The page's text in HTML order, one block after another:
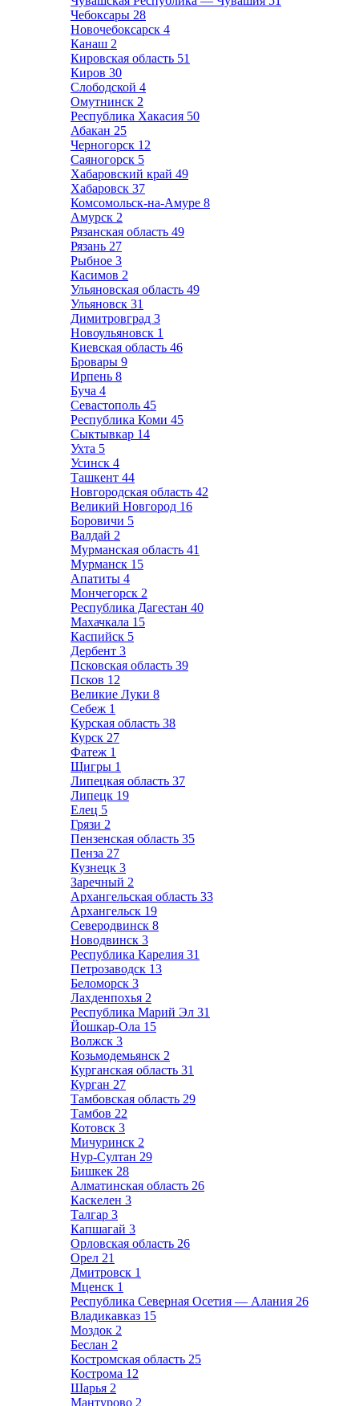
Чебоксары 28
Новочебоксарск 4
Канаш 2
Кировская область 51
Киров 30
Слободской 4
Омутнинск 2
Республика Хакасия 50
Абакан 25
Черногорск 12
Саяногорск 5
Хабаровский край 49
Хабаровск 37
Комсомольск-на-Амуре 8
Амурск 2
Рязанская область 49
Рязань 27
Рыбное 3
Касимов 2
Ульяновская область 49
Ульяновск 31
Димитровград 3
Новоульяновск 1
Киевская область 46
Бровары 9
Ирпень 8
Буча 4
Севастополь 45
Республика Коми 45
Сыктывкар 14
Ухта 5
Усинск 4
Ташкент 44
Новгородская область 42
Великий Новгород 16
Боровичи 5
Валдай 2
Мурманская область 41
Мурманск 15
Апатиты 4
Мончегорск 2
Республика Дагестан 40
Махачкала 15
Каспийск 5
Дербент 3
Псковская область 39
Псков 12
Великие Луки 8
Себеж 1
Курская область 38
Курск 27
Фатеж 1
Щигры 1
Липецкая область 37
Липецк 19
Елец 5
Грязи 2
Пензенская область 35
Пенза 27
Кузнецк 3
Заречный 2
Архангельская область 33
Архангельск 19
Северодвинск 8
Новодвинск 3
Республика Карелия 31
Петрозаводск 13
Беломорск 3
Лахденпохья 2
Республика Марий Эл 31
Йошкар-Ола 15
Волжск 3
Козьмодемьянск 2
Курганская область 31
Курган 27
Тамбовская область 29
Тамбов 22
Котовск 3
Мичуринск 2
Нур-Султан 29
Бишкек 28
Алматинская область 26
Каскелен 3
Талгар 3
Капшагай 3
Орловская область 26
Орел 21
Дмитровск 1
Мценск 1
Республика Северная Осетия — Алания 26
Владикавказ 15
Моздок 2
Беслан 2
Костромская область 25
Кострома 12
Шарья 2
Мантурово 2